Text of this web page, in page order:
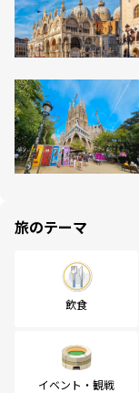
旅のテーマ
飲食
イベント・観戦